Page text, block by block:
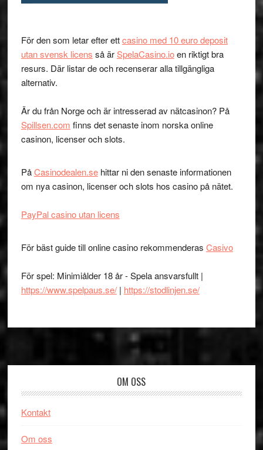
För den som letar efter ettcasino med 10 euro deposit
utan svensk licens så ärSpelaCasino.ioen riktigt bra
resurs. Där listar de och recenserar alla tillgängliga
alternativ.
Är du från Norge och är intresserad av nätcasinon? På
Spillsen.com finns det senaste inom norska online
casinon, licenser och slots.
PåCasinodealen.sehittar ni den senaste informationen
om nya casinon, licenser och slots hos casino på nätet.
PayPal casino utan licens
För bäst guide till online casino rekommenderas Casivo
För spel: Minimiålder 18 år - Spela ansvarsfullt |
https://www.spelpaus.se/| https://stodlinjen.se/
OM OSS
Kontakt
Om oss